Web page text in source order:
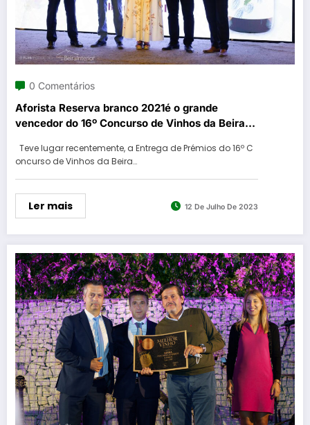
0 Comentários
Aforista Reserva branco 2021é o grande
vencedor do 16º Concurso de Vinhos da Beira
Teve lugar recentemente, a Entrega de Prémios do 16º C
oncurso de Vinhos da Beira…
Ler mais 12 De Julho De 2023